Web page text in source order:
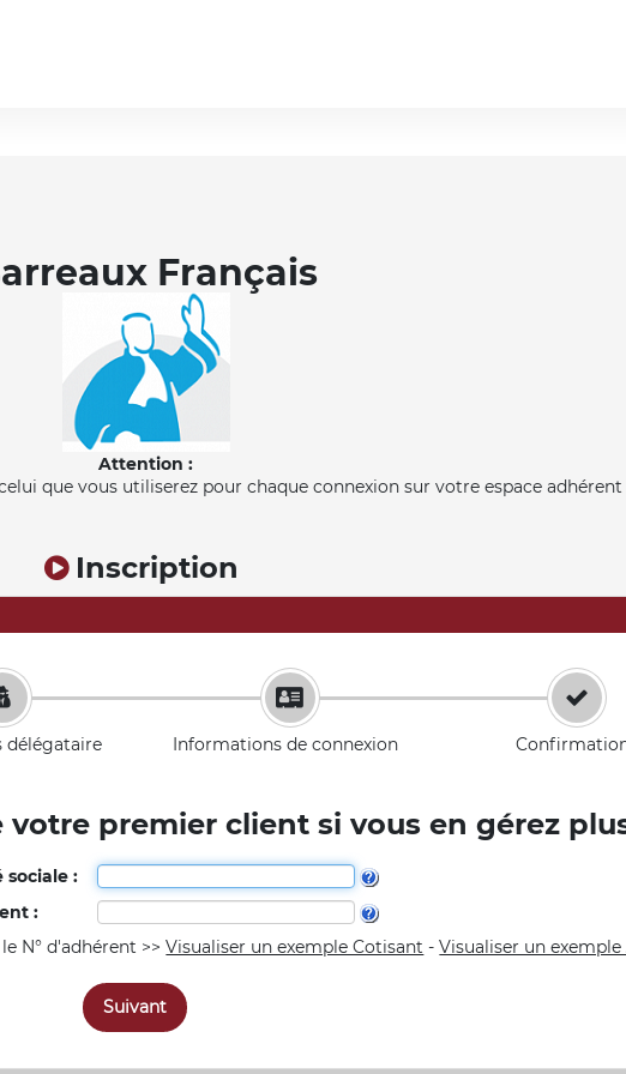
Français
Attention :
que vous utiliserez pour chaque connexion sur votre espace adhérent
Inscription
délégataire Informations de connexion
premier client si vous en gérez
sociale :
:
N° d'adhérent >>Visualiser un exemple Cotisant -Visualiser un
Suivant